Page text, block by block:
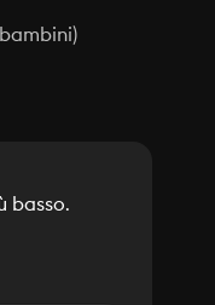
basso.